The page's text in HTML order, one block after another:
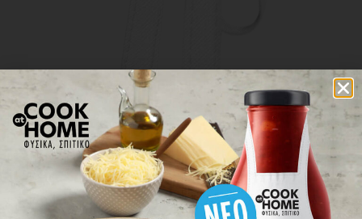
επικοινωνία
πού βρίσκω τα προϊόντα
ΕΝΗΜΕΡΩΘΕΙΤΕ ΠΡΩΤΟΙ
ΓΙΑ ΤΑ ΝΕΑ ΜΑΣ